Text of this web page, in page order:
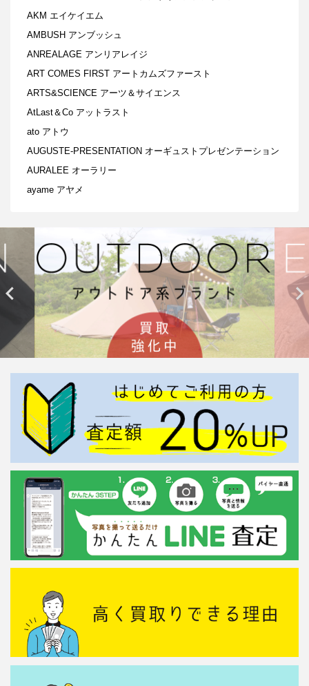
AKM エイケイエム
AMBUSH アンブッシュ
ANREALAGE アンリアレイジ
ART COMES FIRST アートカムズファースト
ARTS&SCIENCE アーツ＆サイエンス
AtLast＆Co アットラスト
ato アトウ
AUGUSTE-PRESENTATION オーギュストプレゼンテーション
AURALEE オーラリー
ayame アヤメ
 